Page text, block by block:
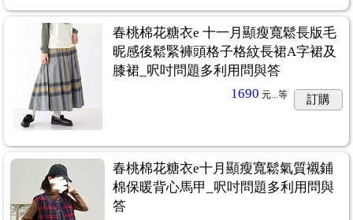
春桃棉花糖衣e 十一月顯瘦寬鬆長版毛
昵感後鬆緊褲頭格子格紋長裙A字裙及
膝裙_呎吋問題多利用問與答
1690 元...等 訂購
春桃棉花糖衣e十月顯瘦寬鬆氣質襯鋪
棉保暖背心馬甲_呎吋問題多利用問與
答